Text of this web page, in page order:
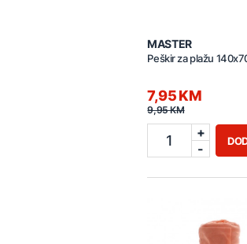
MASTER
Peškir za plažu
7,95 KM
9,95 KM
1
+
-